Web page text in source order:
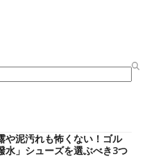
や泥汚れも怖くない！ゴル
水」シューズを選ぶべき3つ